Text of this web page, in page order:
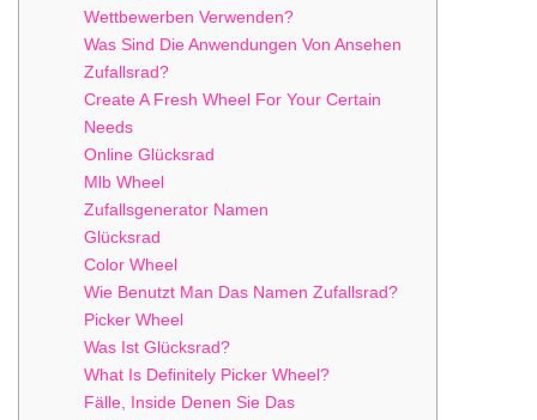
Wettbewerben Verwenden?
Was Sind Die Anwendungen Von Ansehen
Zufallsrad?
Create A Fresh Wheel For Your Certain
Needs
Online Glücksrad
Mlb Wheel
Zufallsgenerator Namen
Glücksrad
Color Wheel
Wie Benutzt Man Das Namen Zufallsrad?
Picker Wheel
Was Ist Glücksrad?
What Is Definitely Picker Wheel?
Fälle, Inside Denen Sie Das